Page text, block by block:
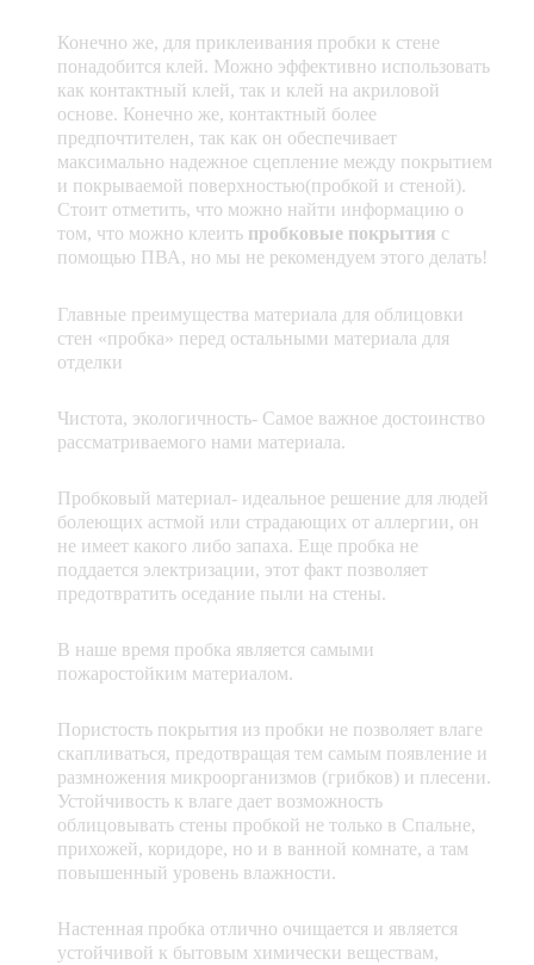
Конечно же, для приклеивания пробки к стене
понадобится клей. Можно эффективно использовать
как контактный клей, так и клей на акриловой
основе. Конечно же, контактный более
предпочтителен, так как он обеспечивает
максимально надежное сцепление между покрытием
и покрываемой поверхностью(пробкой и стеной).
Стоит отметить, что можно найти информацию о
том, что можно клеить пробковые покрытия с
помощью ПВА, но мы не рекомендуем этого делать!
Главные преимущества материала для облицовки
стен «пробка» перед остальными материала для
отделки
Чистота, экологичность- Самое важное достоинство
рассматриваемого нами материала.
Пробковый материал- идеальное решение для людей
болеющих астмой или страдающих от аллергии, он
не имеет какого либо запаха. Еще пробка не
поддается электризации, этот факт позволяет
предотвратить оседание пыли на стены.
В наше время пробка является самыми
пожаростойким материалом.
Пористость покрытия из пробки не позволяет влаге
скапливаться, предотвращая тем самым появление и
размножения микроорганизмов (грибков) и плесени.
Устойчивость к влаге дает возможность
облицовывать стены пробкой не только в Спальне,
прихожей, коридоре, но и в ванной комнате, а там
повышенный уровень влажности.
Настенная пробка отлично очищается и является
устойчивой к бытовым химически веществам,